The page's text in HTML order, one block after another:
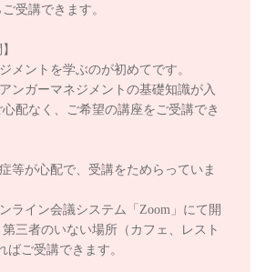
受講できます。
メントを学ぶのが初めてです。
ンガーマネジメントの基礎知識が入
配なく、ご希望の講座をご受講でき
等が心配で、受講をためらっていま
ライン会議システム「Zoom」にて開
三者のいない場所（カフェ、レスト
ばご受講できます。